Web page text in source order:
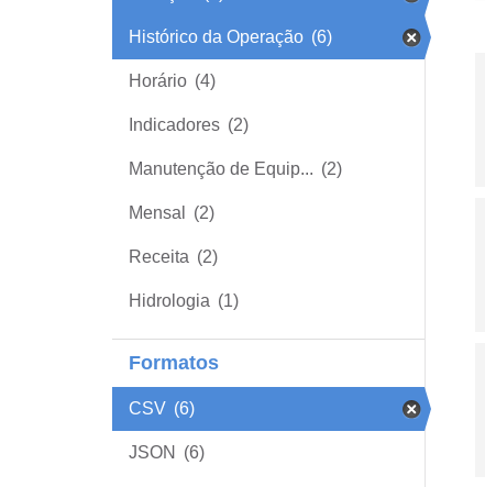
Histórico da Operação (6)
Horário (4)
Indicadores (2)
Manutenção de Equip... (2)
Mensal (2)
Receita (2)
Hidrologia (1)
Formatos
CSV (6)
JSON (6)